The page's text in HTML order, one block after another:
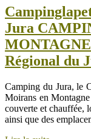
Jura
Régional du
Camping du Jura,
Moirans en
couverte et chauffée,
ainsi que des